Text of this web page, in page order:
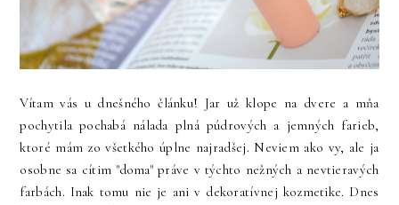
Vítam vás u dnešného článku! Jar už klope na dvere a mňa
pochytila pochabá nálada plná púdrových a jemných farieb,
ktoré mám zo všetkého úplne najradšej. Neviem ako vy, ale ja
osobne sa cítim "doma" práve v týchto nežných a nevtieravých
farbách. Inak tomu nie je ani v dekoratívnej kozmetike. Dnes